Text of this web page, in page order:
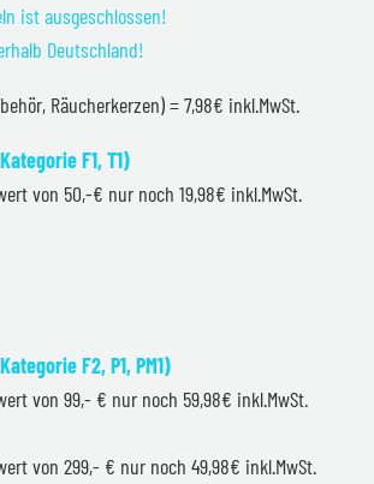
ist ausgeschlossen!
Deutschland!
Räucherkerzen) = 7,98€ inkl.MwSt.
F1, T1)
von 50,-€ nur noch 19,98€ inkl.MwSt.
F2, P1, PM1)
von 99,- € nur noch 59,98€ inkl.MwSt.
von 299,- € nur noch 49,98€ inkl.MwSt.